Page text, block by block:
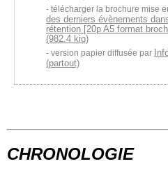
télécharger la brochure mise
des derniers évènements
rétention [20p A5 format
(982.4 kio)
version papier diffusée par
(partout)
CHRONOLOGIE